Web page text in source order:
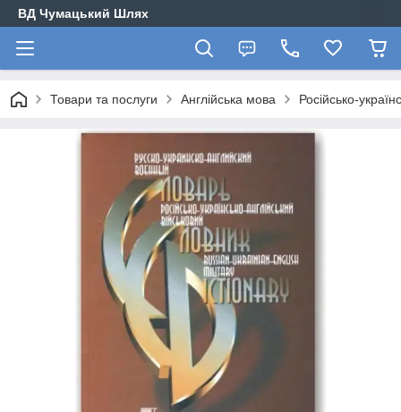
ВД Чумацький Шлях
Товари та послуги Англійська мова Російсько-